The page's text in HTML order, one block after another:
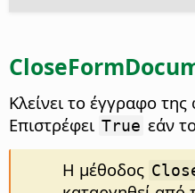
Κλείνει το έγγραφο
Επιστρέφει True εάν
Η μέθοδος